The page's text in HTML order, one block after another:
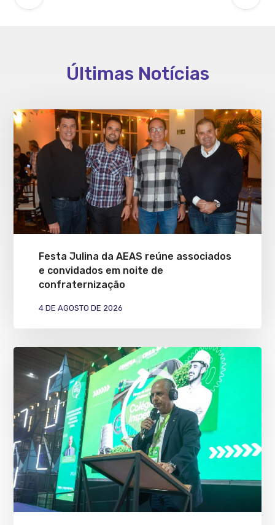
Últimas Notícias
Festa Julina da AEAS reúne associados
e convidados em noite de
confraternização
4 DE AGOSTO DE 2026